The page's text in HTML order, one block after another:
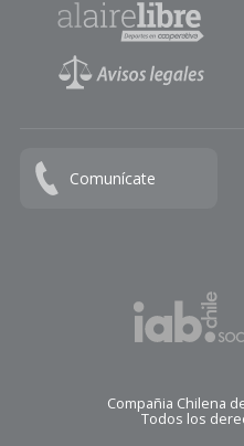
Comunícate
Compañia Chilena
Todos los